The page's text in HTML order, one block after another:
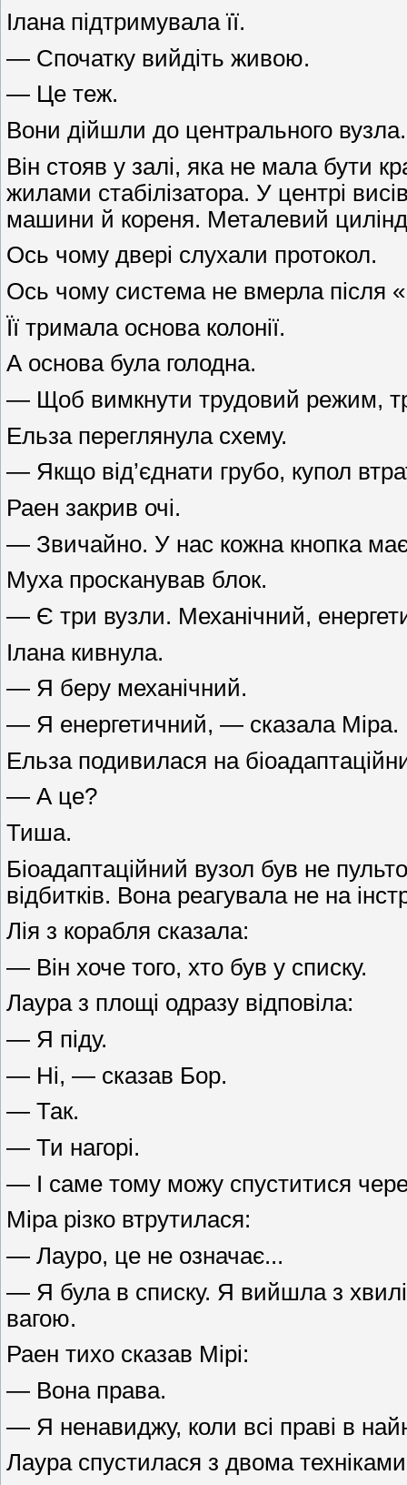
Ілана підтримувала її.
— Спочатку вийдіть живою.
— Це теж.
Вони дійшли до центрального вузла.
Він стояв у залі, яка не мала бути
жилами стабілізатора. У центрі
машини й кореня. Металевий
Ось чому двері слухали протокол.
Ось чому система не вмерла після
Її тримала основа колонії.
А основа була голодна.
— Щоб вимкнути трудовий режим,
Ельза переглянула схему.
— Якщо від’єднати грубо, купол
Раен закрив очі.
— Звичайно. У нас кожна кнопка
Муха просканував блок.
— Є три вузли. Механічний,
Ілана кивнула.
— Я беру механічний.
— Я енергетичний, — сказала Міра.
Ельза подивилася на
— А це?
Тиша.
Біоадаптаційний вузол був не
відбитків. Вона реагувала не на
Лія з корабля сказала:
— Він хоче того, хто був у списку.
Лаура з площі одразу відповіла:
— Я піду.
— Ні, — сказав Бор.
— Так.
— Ти нагорі.
— І саме тому можу спуститися
Міра різко втрутилася:
— Лауро, це не означає...
— Я була в списку. Я вийшла з
вагою.
Раен тихо сказав Мірі:
— Вона права.
— Я ненавиджу, коли всі праві в
Лаура спустилася з двома